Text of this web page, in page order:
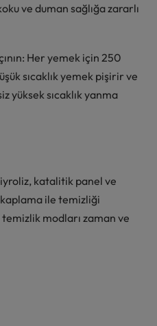
ve duman sağlığa zararlı
Her yemek için 250
sıcaklık yemek pişirir ve
yüksek sıcaklık yanma
katalitik panel ve
ile temizliği
modları zaman ve